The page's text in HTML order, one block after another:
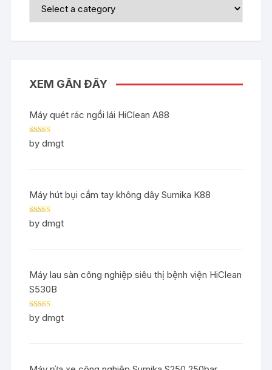
XEM GẦN ĐÂY
Máy quét rác ngồi lái HiClean A88
Rated5out
of 5
by dmgt
Máy hút bụi cầm tay không dây Sumika K88
Rated5out
of 5
by dmgt
Máy lau sàn công nghiệp siêu thị bệnh viện HiClean
S530B
Rated5out
of 5
by dmgt